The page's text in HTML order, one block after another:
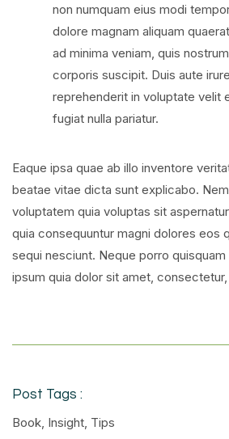
non numquam eius modi
dolore magnam aliquam
ad minima veniam, quis
corporis suscipit. Duis aute
reprehenderit in voluptate velit
fugiat nulla pariatur.
Eaque ipsa quae ab illo inventore
beatae vitae dicta sunt explicabo.
voluptatem quia voluptas sit
quia consequuntur magni dolores eos
sequi nesciunt. Neque porro
ipsum quia dolor sit amet,
Post Tags :
Book, Insight, Tips